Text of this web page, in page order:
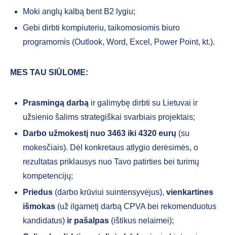
Moki anglų kalbą bent B2 lygiu;
Gebi dirbti kompiuteriu, taikomosiomis biuro
programomis (Outlook, Word, Excel, Power Point, kt.).
MES TAU SIŪLOME:
Prasmingą darbą ir galimybę dirbti su Lietuvai ir
užsienio šalims strategiškai svarbiais projektais;
Darbo užmokestį nuo 3463 iki 4320 eurų (su
mokesčiais). Dėl konkretaus atlygio derėsimės, o
rezultatas priklausys nuo Tavo patirties bei turimų
kompetencijų;
Priedus (darbo krūviui suintensyvėjus), vienkartines
išmokas (už ilgametį darbą CPVA bei rekomenduotus
kandidatus) ir pašalpas (ištikus nelaimei);